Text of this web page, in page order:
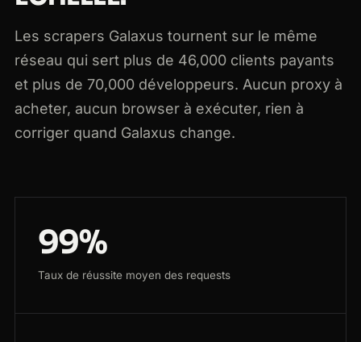
Les scrapers Galaxus tournent sur le même
réseau qui sert plus de 46,000 clients payants
et plus de 70,000 développeurs. Aucun proxy à
acheter, aucun browser à exécuter, rien à
corriger quand Galaxus change.
99%
Taux de réussite moyen des requests